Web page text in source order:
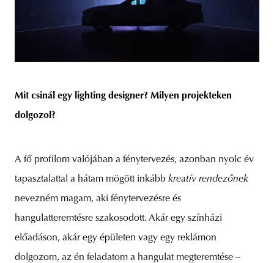
Mit csinál egy lighting designer? Milyen projekteken
dolgozol?
A fő profilom valójában a fénytervezés, azonban nyolc év
tapasztalattal a hátam mögött inkább kreatív rendezőnek
nevezném magam, aki fénytervezésre és
hangulatteremtésre szakosodott. Akár egy színházi
előadáson, akár egy épületen vagy egy reklámon
dolgozom, az én feladatom a hangulat megteremtése –